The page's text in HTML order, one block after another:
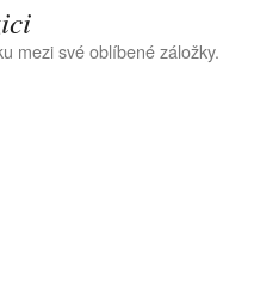
mezi své oblíbené záložky.